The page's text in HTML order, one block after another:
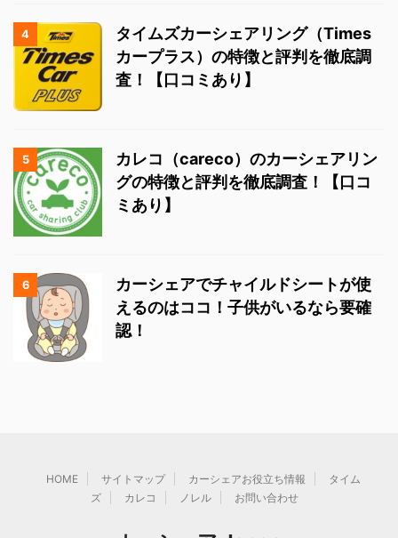
4
タイムズカーシェアリング（Times
カープラス）の特徴と評判を徹底調
査！【口コミあり】
5
カレコ（careco）のカーシェアリン
グの特徴と評判を徹底調査！【口コ
ミあり】
6
カーシェアでチャイルドシートが使
えるのはココ！子供がいるなら要確
認！
HOME サイトマップ カーシェアお役立ち情報
タイム
ズ
カレコ ノレル お問い合わせ